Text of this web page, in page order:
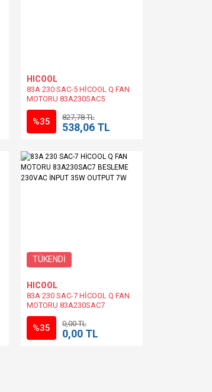
HICOOL
83A 230 SAC-5 HİCOOL Q FAN
MOTORU 83A230SAC5
BESLEME 230VAC İNPUT 30W
OUTPUT 5W/EBMPAPST
M4Q045-BD01-01 (5-29W)
%35 827,78 TL
538,06 TL
TÜKENDİ
HICOOL
83A 230 SAC-7 HİCOOL Q FAN
MOTORU 83A230SAC7
BESLEME 230VAC İNPUT 35W
OUTPUT 7W
%35 0,00 TL
0,00 TL